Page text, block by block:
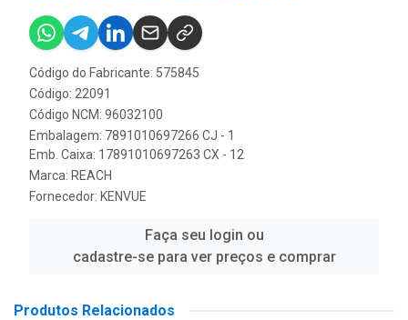
Código do Fabricante: 575845
Código: 22091
Código NCM: 96032100
Embalagem: 7891010697266 CJ - 1
Emb. Caixa: 17891010697263 CX - 12
Marca: REACH
Fornecedor: KENVUE
Faça seu login ou
cadastre-se para ver preços e comprar
Produtos Relacionados